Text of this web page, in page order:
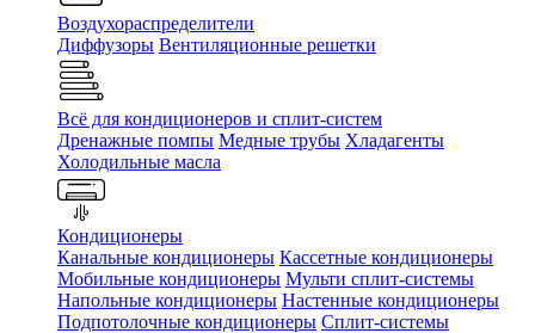
Воздухораспределители
Диффузоры Вентиляционные решетки
Всё для кондиционеров и сплит-систем
Дренажные помпы Медные трубы Хладагенты
Холодильные масла
Кондиционеры
Канальные кондиционеры Кассетные кондиционеры
Мобильные кондиционеры Мульти сплит-системы
Напольные кондиционеры Настенные кондиционеры
Подпотолочные кондиционеры Сплит-системы